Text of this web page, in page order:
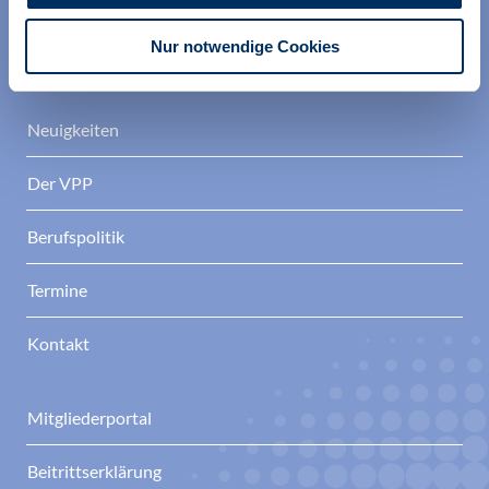
Nur notwendige Cookies
Verband der Psychotherapeutinnen und
Psychotherapeuten im BDP e. V.
Neuigkeiten
Der VPP
Berufspolitik
Termine
Kontakt
Mitgliederportal
Beitrittserklärung